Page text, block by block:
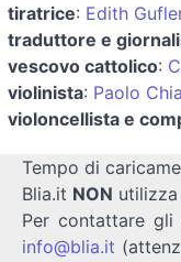
tiratrice: Edith
traduttore e
vescovo cattolico:
violinista: Paolo
violoncellista e
Tempo di
Blia.it NON
Per contattare
info@blia.it